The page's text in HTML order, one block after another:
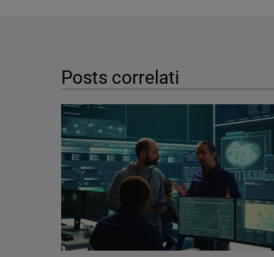
Posts correlati